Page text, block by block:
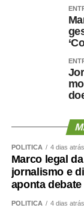
POLÍTICA 4 dias atrás
Marco legal
jornalismo e
aponta debate
POLÍTICA 4 dias atrás